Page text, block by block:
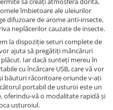
îmbietoare ale uleiurilor
difuzoare de arome anti-insecte,
neplăcerilor cauzate de insecte.
la dispoziție seturi complete de
ajuta să pregătiți mâncăruri
Iar dacă sunteți mereu în
cu încărcare USB, care vă vor
băuturi răcoritoare oriunde v-ați
portabil de usturoi este un
oferindu-vă o modalitate rapidă și
usturoiul.